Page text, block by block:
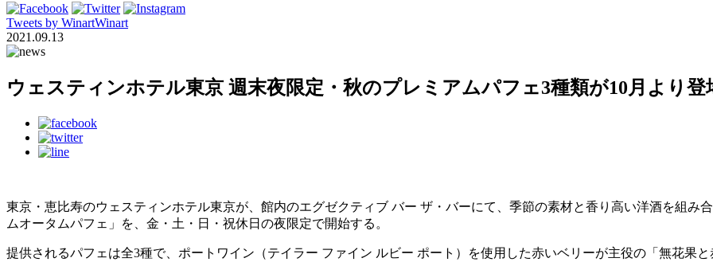
Tweets by WinartWinart
2021.09.13
ウェスティンホテル東京 週末夜限定・秋のプレミアムパフェ3種類が10月より登
東京・恵比寿のウェスティンホテル東京が、館内のエグゼクティブ バー ザ・バーにて、季節の素材と香り高い洋酒を組み
ムオータムパフェ」を、金・土・日・祝休日の夜限定で開始する。
提供されるパフェは全3種で、ポートワイン（テイラー ファイン ルビー ポート）を使用した赤いベリーが主役の「無花果